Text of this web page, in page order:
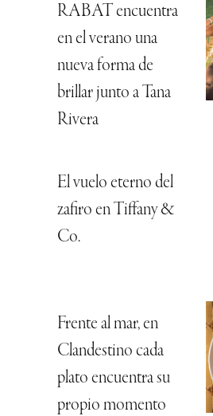
RABAT encuentra
en el verano una
nueva forma de
brillar junto a Tana
Rivera
El vuelo eterno del
zafiro en Tiffany &
Co.
Frente al mar, en
Clandestino cada
plato encuentra su
propio momento